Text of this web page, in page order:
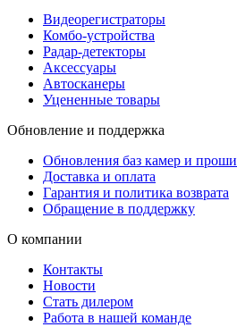
Видеорегистраторы
Комбо-устройства
Радар-детекторы
Аксессуары
Автосканеры
Уцененные товары
Обновление и поддержка
Обновления баз камер и
Доставка и оплата
Гарантия и политика возврата
Обращение в поддержку
О компании
Контакты
Новости
Стать дилером
Работа в нашей команде